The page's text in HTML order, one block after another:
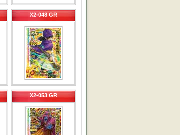
X2-048 GR
X2-053 GR